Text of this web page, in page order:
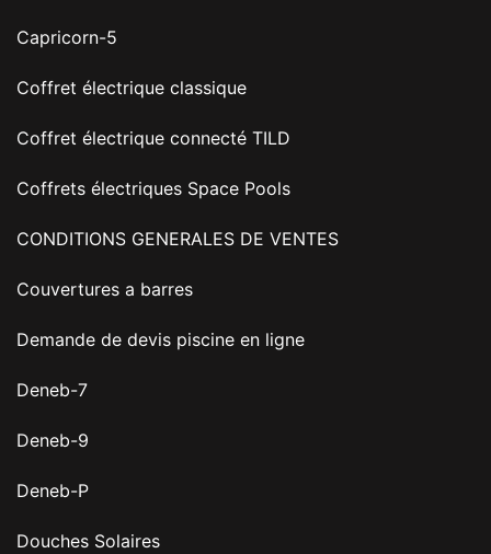
Capricorn-5
Coffret électrique classique
Coffret électrique connecté TILD
Coffrets électriques Space Pools
CONDITIONS GENERALES DE VENTES
Couvertures a barres
Demande de devis piscine en ligne
Deneb-7
Deneb-9
Deneb-P
Douches Solaires